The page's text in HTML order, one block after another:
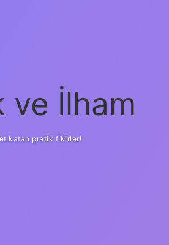
ve İlham
katan pratik fikirler!